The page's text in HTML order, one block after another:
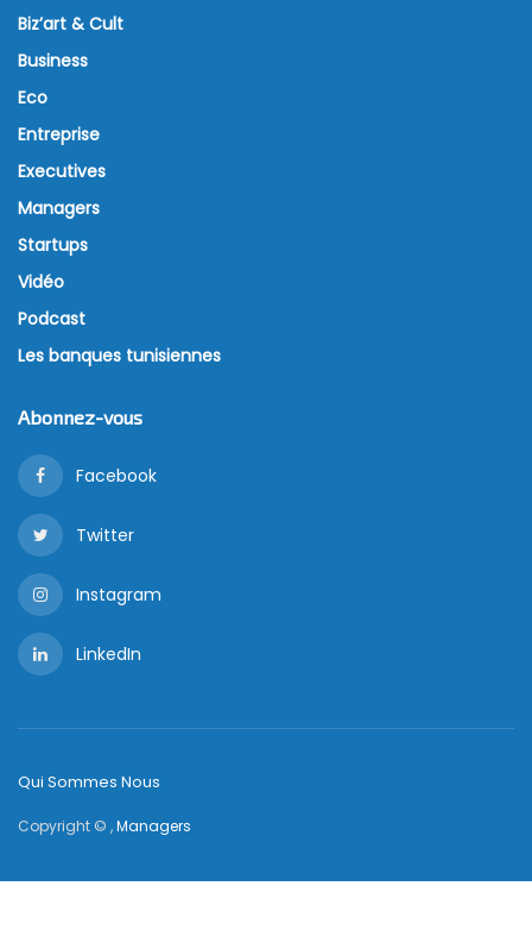
Biz’art & Cult
Business
Eco
Entreprise
Executives
Managers
Startups
Vidéo
Podcast
Les banques tunisiennes
Abonnez-vous
Facebook
Twitter
Instagram
LinkedIn
Qui Sommes Nous
Copyright © ,Managers